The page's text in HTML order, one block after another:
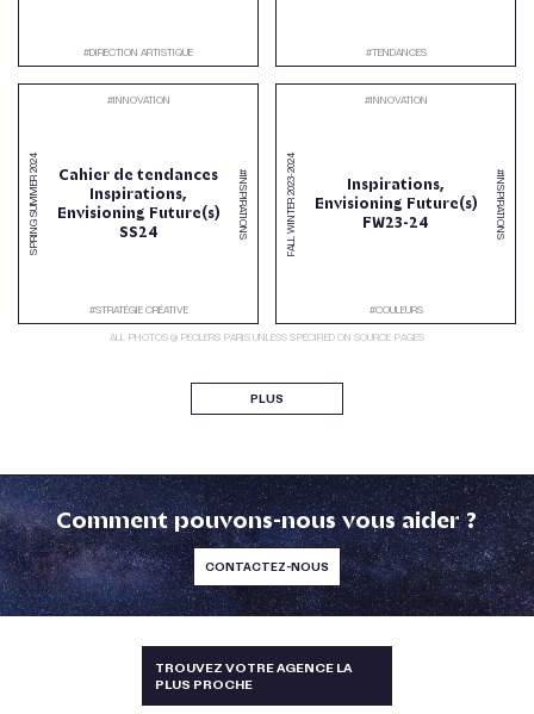
#DIRECTION ARTISTIQUE #TENDANCES
Cahier de tendances
Inspirations,
Envisioning Future(s)
SS24
#INNOVATION
#STRATÉGIE CRÉATIVE
SPRING SUMMER
2024
#INSPIRATIONS
Inspirations,
Envisioning Future(s)
FW23-24
#INNOVATION
#COULEURS
FALL WINTER
2023
-
2024
#INSPIRATIONS
ALL PHOTOS @ PECLERS PARIS UNLESS SPECIFIED ON SOURCE PAGES
PLUS
Comment pouvons-nous vous aider ?
CONTACTEZ-NOUS
TROUVEZ VOTRE AGENCE LA
PLUS PROCHE
TAÏWAN
ALLEMAGNE, AUTRICHE, SUISSE